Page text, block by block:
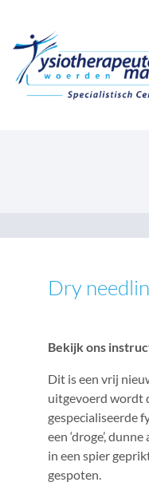
Dry
Bekijk ons
Dit is een vrij
uitgevoerd wordt
gespecialiseerde
een ‘droge’,
in een spier
gespoten.